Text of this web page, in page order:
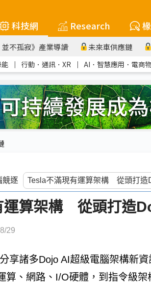
科技網 Research
並不孤寂》產業導讀 未來車供應鏈
｜ 行動．通訊．XR ｜ AI．智慧應用．電商
競逐
運算架構 從頭打造
29
享諸多Dojo AI超級電腦架構新
算、網路、I/O硬體，到指令級